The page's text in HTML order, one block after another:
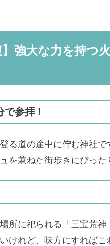
】強大な力を持つ
参拝！
る道の途中に佇む神社
を兼ねた街歩きにぴった
所に祀られる「三宝荒
けれど、味方にすれば